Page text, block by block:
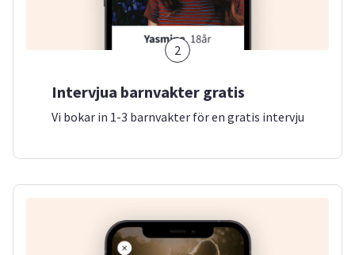
2
Intervjua barnvakter gratis
Vi bokar in 1-3 barnvakter för en gratis intervju